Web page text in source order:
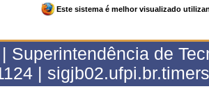
Este sistema é melhor visualizado
Superintendência de
|